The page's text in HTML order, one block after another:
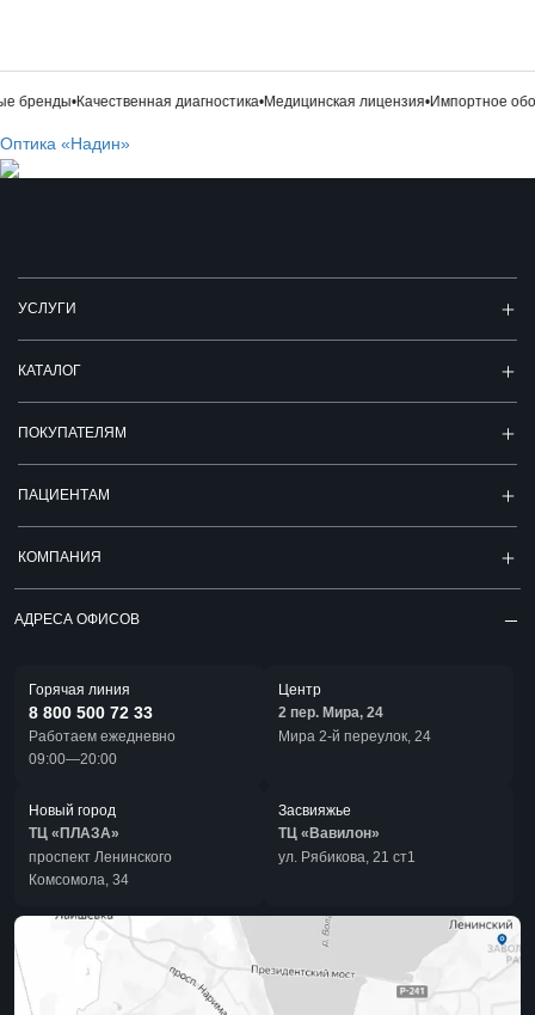
бренды•Качественная диагностика•Медицинская лицензия•Импортное
Оптика «Надин»
УСЛУГИ
КАТАЛОГ
ПОКУПАТЕЛЯМ
ПАЦИЕНТАМ
КОМПАНИЯ
АДРЕСА ОФИСОВ
Горячая линия
8 800 500 72 33
Работаем ежедневно
09:00—20:00
Центр
2 пер. Мира, 24
Мира 2-й переулок, 24
Новый город
ТЦ «ПЛАЗА»
проспект Ленинского
Комсомола, 34
Засвияжье
ТЦ «Вавилон»
ул. Рябикова, 21 ст1